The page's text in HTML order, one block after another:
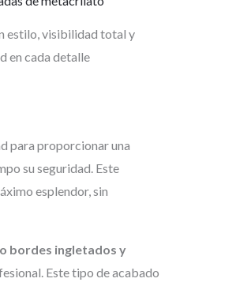
estilo, visibilidad total y
en cada detalle
para proporcionar una
su seguridad. Este
esplendor, sin
bordes ingletados y
Este tipo de acabado